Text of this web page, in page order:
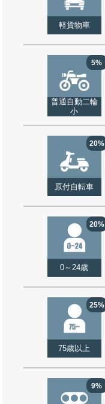
軽貨物車
5%
普通自動二輪
小
20%
原付自転車
20%
0～24歳
25%
75歳以上
9%